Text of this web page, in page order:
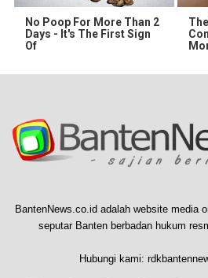
No Poop For More Than 2
Days - It's The First Sign
Of
BantenNews.co.id adalah website media
seputar Banten berbadan hukum
Hubungi kami: